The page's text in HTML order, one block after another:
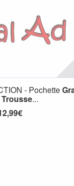
- Pochette
Trousse...